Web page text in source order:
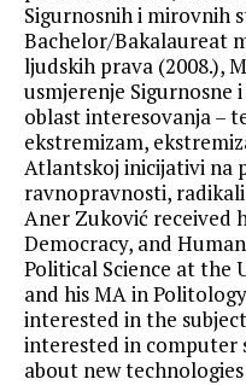
Sigurnosnih i mirovnih
Bachelor/Bakalaureat
ljudskih prava (2008.),
usmjerenje Sigurnosne
oblast interesovanja –
ekstremizam,
Atlantskoj inicijativi na
ravnopravnosti,
Aner Zuković received
Democracy, and
Political Science at the
and his MA in
interested in the
interested in computer
about new technologies